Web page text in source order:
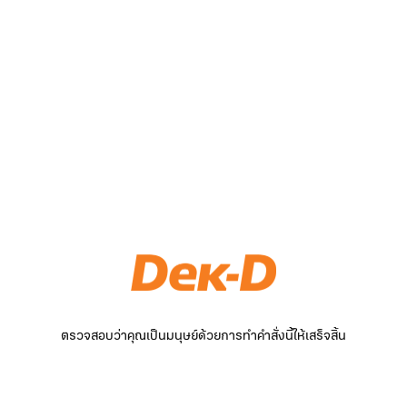
ตรวจสอบว่าคุณเป็นมนุษย์ด้วยการทำคำสั่งนี้ให้เสร็จสิ้น